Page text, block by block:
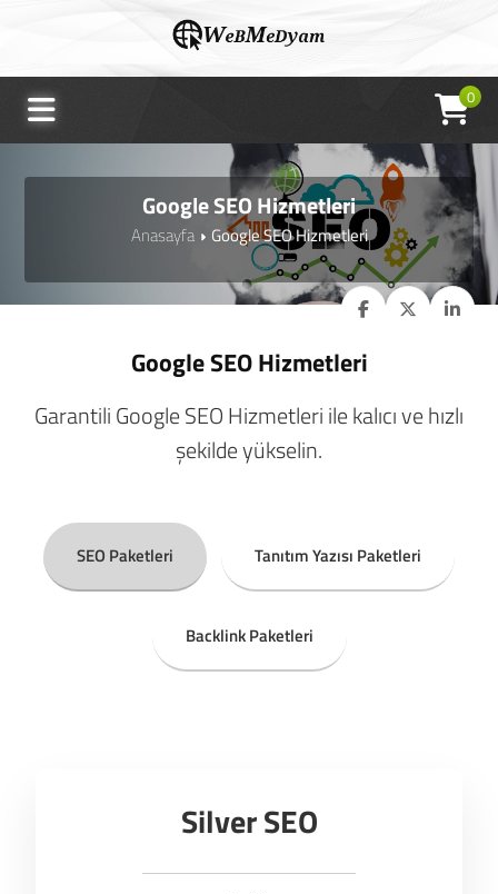
0
Google SEO Hizmetleri
Anasayfa Google SEO Hizmetleri
Google SEO Hizmetleri
Garantili Google SEO Hizmetleri ile kalıcı ve hızlı
şekilde yükselin.
SEO Paketleri Tanıtım Yazısı Paketleri
Backlink Paketleri
Silver SEO